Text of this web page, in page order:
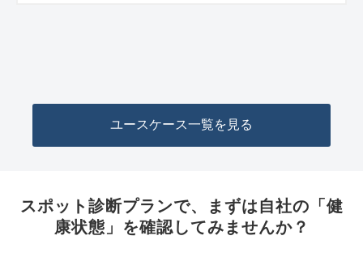
ユースケース一覧を見る
スポット診断プランで、まずは自社の「健
康状態」を確認してみませんか？